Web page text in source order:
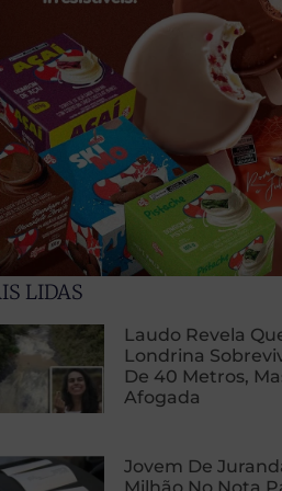
LIDAS
Laudo Revela
Londrina
De 40 Metros,
Afogada
Jovem De